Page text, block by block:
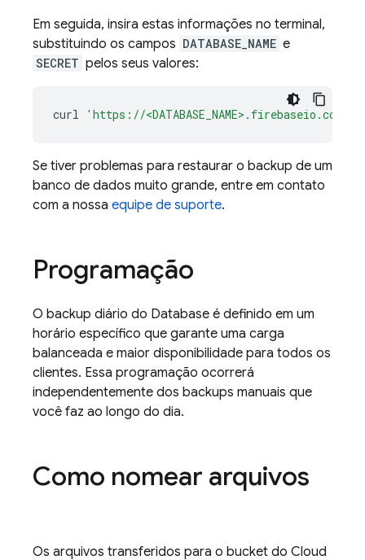
Em seguida, insira estas informações no terminal,
substituindo os campos DATABASE_NAME e
SECRET pelos seus valores:
curl 'https://<DATABASE_NAME>.firebaseio.com/
Se tiver problemas para restaurar o backup de um
banco de dados muito grande, entre em contato
com a nossa equipe de suporte.
Programação
O backup diário do Database é definido em um
horário específico que garante uma carga
balanceada e maior disponibilidade para todos os
clientes. Essa programação ocorrerá
independentemente dos backups manuais que
você faz ao longo do dia.
Como nomear arquivos
Os arquivos transferidos para o bucket do Cloud